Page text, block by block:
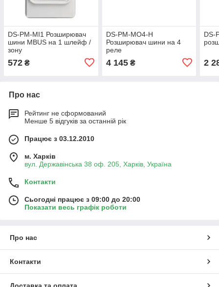
DS-PM-MI1 Розширювач
шини MBUS на 1 шлейф /
зону
572 ₴
DS-PM-MO4-H
Розширювач шини на 4
реле
4 145₴
DS-
2
Про нас
Рейтинг не сформований
Менше 5 відгуків за останній рік
Працює з 03.12.2010
м. Харків
вул. Державінська 38 оф. 205, Харків, Україна
Контакти
Сьогодні працює з 09:00 до 20:00
Показати весь графік роботи
Про нас
Контакти